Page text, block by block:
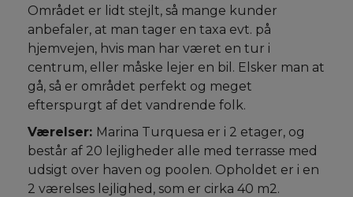
Området er lidt stejlt, så mange kunder
anbefaler, at man tager en taxa evt. på
hjemvejen, hvis man har været en tur i
centrum, eller måske lejer en bil. Elsker man at
gå, så er området perfekt og meget
efterspurgt af det vandrende folk.
Værelser: Marina Turquesa er i 2 etager, og
består af 20 lejligheder alle med terrasse med
udsigt over haven og poolen. Opholdet er i en
2 værelses lejlighed, som er cirka 40 m2.